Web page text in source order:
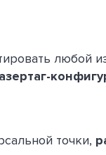
любой
точки,